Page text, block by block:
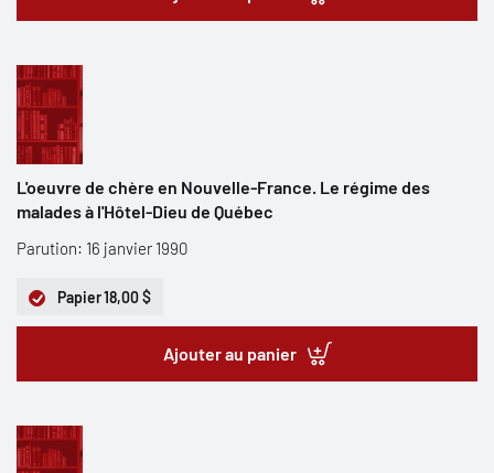
L'oeuvre de chère en Nouvelle-France. Le régime des
malades à l'Hôtel-Dieu de Québec
Parution: 16 janvier 1990
Papier18,00 $
Ajouter au panier